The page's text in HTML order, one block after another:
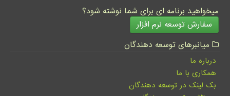
میخواهید برنامه ای برای شما نوشته شود؟
سفارش توسعه نرم افزار
میانبرهای توسعه دهندگان
درباره ما
همکاری با ما
بک لینک در توسعه دهندگان